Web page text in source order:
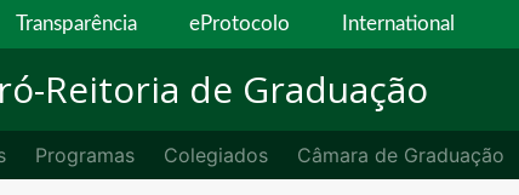
Transparência eProtocolo International
Reitoria de Graduação
Programas Colegiados Câmara de Graduação